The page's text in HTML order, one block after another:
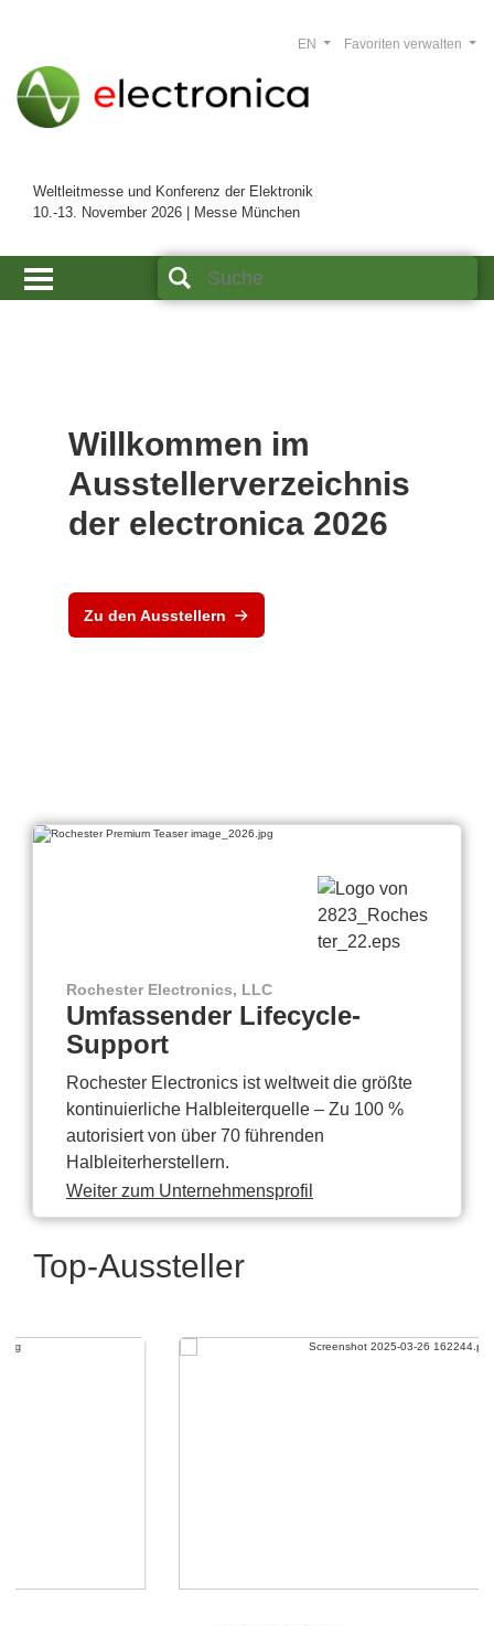
Weltleitmesse und Konferenz der Elektronik
10.-13. November 2026 | Messe München
Favoriten verwalten
EN
Willkommen im
Ausstellerverzeichnis
der electronica 2026
Zu den Ausstellern
Rochester Electronics, LLC
Umfassender Lifecycle-
Support
Rochester Electronics ist weltweit die größte
kontinuierliche Halbleiterquelle – Zu 100 %
autorisiert von über 70 führenden
Halbleiterherstellern.
Weiter zum Unternehmensprofil
Top-Aussteller